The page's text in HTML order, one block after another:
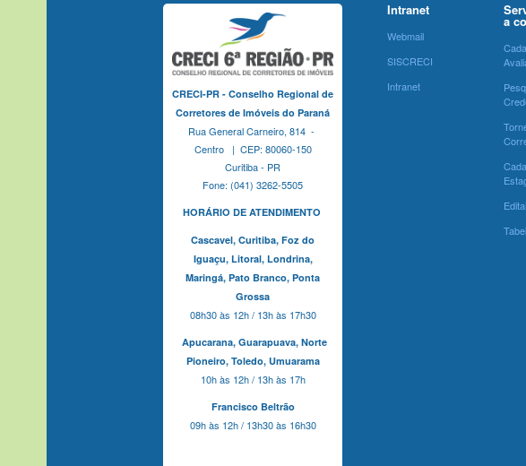
CRECI-PR - Conselho Regional de
Corretores de Imóveis do Paraná
Rua General Carneiro, 814 -
Centro | CEP: 80060-150
Curitiba - PR
Fone: (041) 3262-5505
HORÁRIO DE ATENDIMENTO
Cascavel, Curitiba, Foz do
Iguaçu, Litoral, Londrina,
Maringá, Pato Branco, Ponta
Grossa
08h30 às 12h / 13h às 17h30
Apucarana, Guarapuava, Norte
Pioneiro, Toledo, Umuarama
10h às 12h / 13h às 17h
Francisco Beltrão
09h às 12h / 13h30 às 16h30
Intranet
Webmail
SISCRECI
Intranet
a